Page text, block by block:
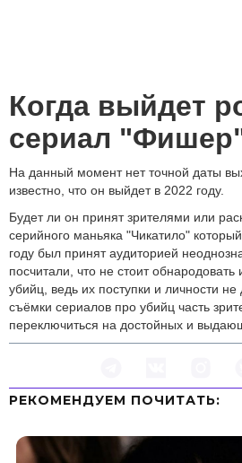
Когда выйдет
сериал
На данный момент нет точной даты
известно, что он выйдет в 2022 году.
Будет ли он принят зрителями или
серийного маньяка "Чикатило"
году был принят аудиторией
посчитали, что не стоит
убийц, ведь их поступки и личности
съёмки сериалов про убийц часть
переключиться на достойных и
РЕКОМЕНДУЕМ ПOЧИТАТЬ: